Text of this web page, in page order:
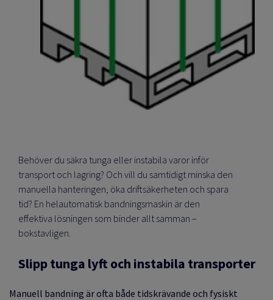
Behöver du säkra tunga eller instabila varor inför
transport och lagring? Och vill du samtidigt minska den
manuella hanteringen, öka driftsäkerheten och spara
tid? En helautomatisk bandningsmaskin är den
effektiva lösningen som binder allt samman –
bokstavligen.
Slipp tunga lyft och instabila transporter
Manuell bandning är ofta både tidskrävande och fysiskt